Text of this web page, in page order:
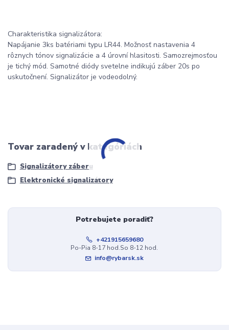
Charakteristika signalizátora:
Napájanie 3ks batériami typu LR44. Možnosť nastavenia 4
rôznych tónov signalizácie a 4 úrovní hlasitosti. Samozrejmosťou
je tichý mód. Samotné diódy svetelne indikujú záber 20s po
uskutočnení. Signalizátor je vodeodolný.
Tovar zaradený v kategóriách
Signalizátory záberu
Elektronické signalizátory
Potrebujete poradiť?
+421915659680
Po-Pia 8-17 hod.So 8-12 hod.
info@rybarsk.sk